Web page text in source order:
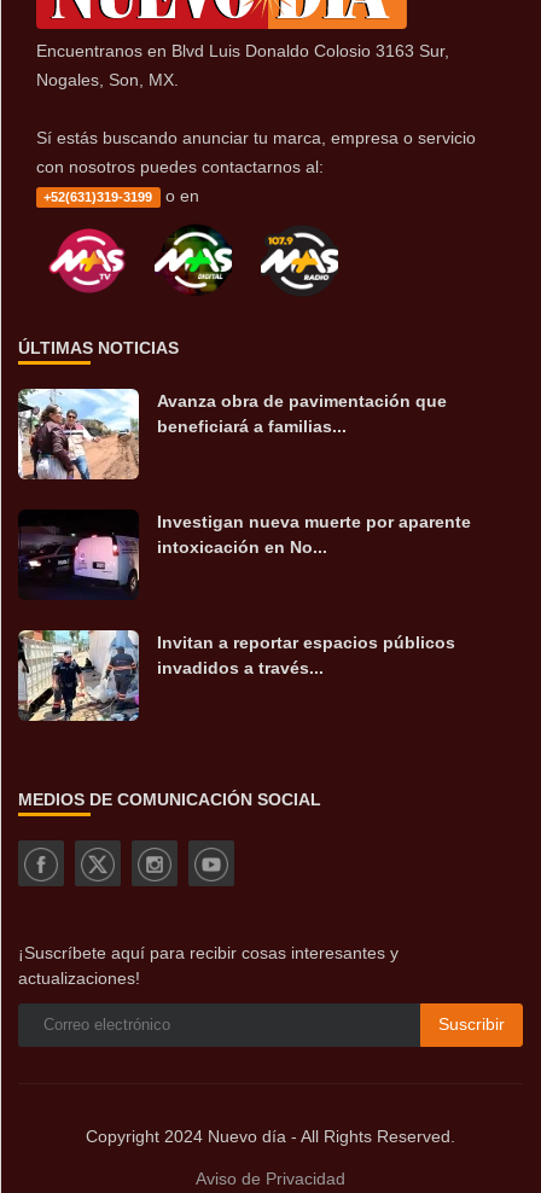
Encuentranos en Blvd Luis Donaldo Colosio 3163 Sur,
Nogales, Son, MX.
Sí estás buscando anunciar tu marca, empresa o servicio
con nosotros puedes contactarnos al:
+52(631)319-3199 o en
ÚLTIMAS NOTICIAS
Avanza obra de pavimentación que
beneficiará a familias...
Investigan nueva muerte por aparente
intoxicación en No...
Invitan a reportar espacios públicos
invadidos a través...
MEDIOS DE COMUNICACIÓN SOCIAL
¡Suscríbete aquí para recibir cosas interesantes y
actualizaciones!
Suscribir
Copyright 2024 Nuevo día - All Rights Reserved.
Aviso de Privacidad